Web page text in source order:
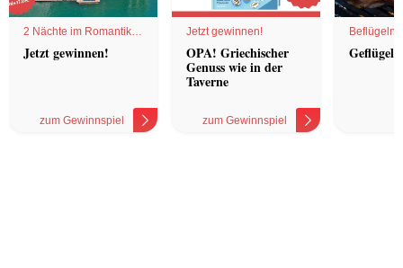
2 Nächte im Romantik
Hotel
Jetzt gewinnen!
zum Gewinnspiel
Jetzt gewinnen!
OPA! Griechischer
Genuss wie in der
Taverne
zum Gewinnspiel
Geflügel